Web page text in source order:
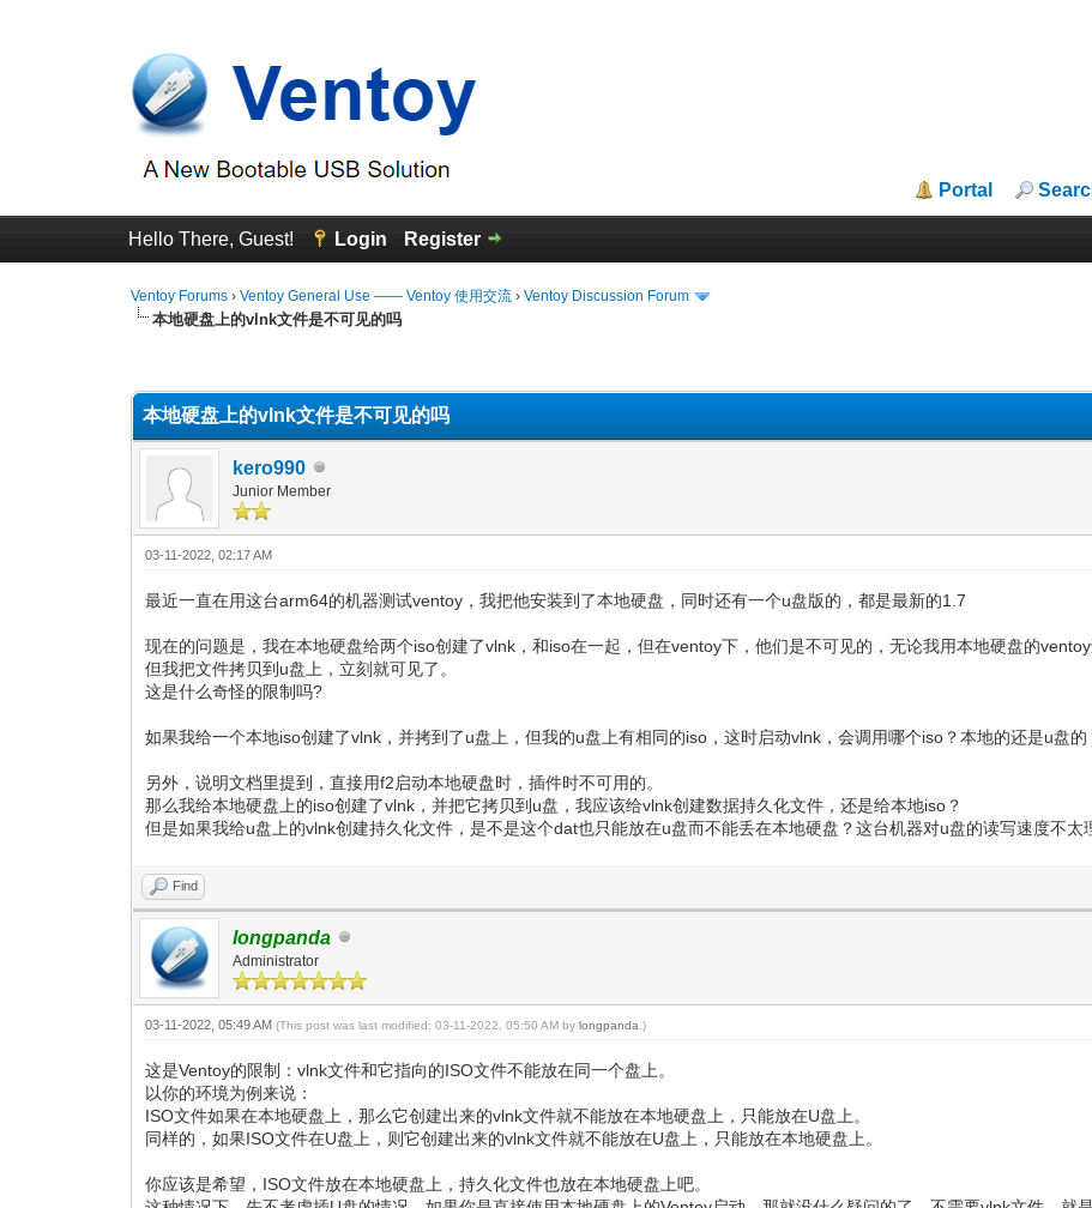
Portal
Hello There, Guest! Login Register
Ventoy Forums ›Ventoy General Use —— Ventoy 使用交流 ›Ventoy Discussion Forum
本地硬盘上的vlnk文件是不可见的吗
本地硬盘上的vlnk文件是不可见的吗
kero990
Junior Member
03-11-2022, 02:17 AM
最近一直在用这台arm64的机器测试ventoy，我把他安装到了本地硬盘，同时还有一个u盘版的，都是最新的1.7
现在的问题是，我在本地硬盘给两个iso创建了vlnk，和iso在一起，但在ventoy下，他们是不可见的，无论我用本地硬盘的
但我把文件拷贝到u盘上，立刻就可见了。
这是什么奇怪的限制吗?
如果我给一个本地iso创建了vlnk，并拷到了u盘上，但我的u盘上有相同的iso，这时启动vlnk，会调用哪个iso？本地的还是u盘的
另外，说明文档里提到，直接用f2启动本地硬盘时，插件时不可用的。
那么我给本地硬盘上的iso创建了vlnk，并把它拷贝到u盘，我应该给vlnk创建数据持久化文件，还是给本地iso？
但是如果我给u盘上的vlnk创建持久化文件，是不是这个dat也只能放在u盘而不能丢在本地硬盘？这台机器对u盘的读写速度不太
Find
longpanda
Administrator
03-11-2022, 05:49 AM(This post was last modified: 03-11-2022, 05:50 AM bylongpanda .)
这是Ventoy的限制：vlnk文件和它指向的ISO文件不能放在同一个盘上。
以你的环境为例来说：
ISO文件如果在本地硬盘上，那么它创建出来的vlnk文件就不能放在本地硬盘上，只能放在U盘上。
同样的，如果ISO文件在U盘上，则它创建出来的vlnk文件就不能放在U盘上，只能放在本地硬盘上。
你应该是希望，ISO文件放在本地硬盘上，持久化文件也放在本地硬盘上吧。